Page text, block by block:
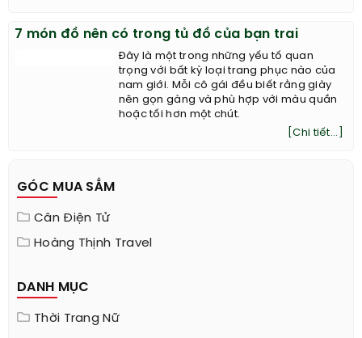
7 món đồ nên có trong tủ đồ của bạn trai
Đây là một trong những yếu tố quan
trọng với bất kỳ loại trang phục nào của
nam giới. Mỗi cô gái đều biết rằng giày
nên gọn gàng và phù hợp với màu quần
hoặc tối hơn một chút.
[Chi tiết...]
GÓC MUA SẮM
Cân Điện Tử
Hoàng Thịnh Travel
DANH MỤC
Thời Trang Nữ